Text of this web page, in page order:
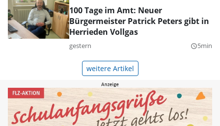
100 Tage im Amt: Neuer
Bürgermeister Patrick Peters gibt in
Herrieden Vollgas
gestern query_builder5min
weitere Artikel